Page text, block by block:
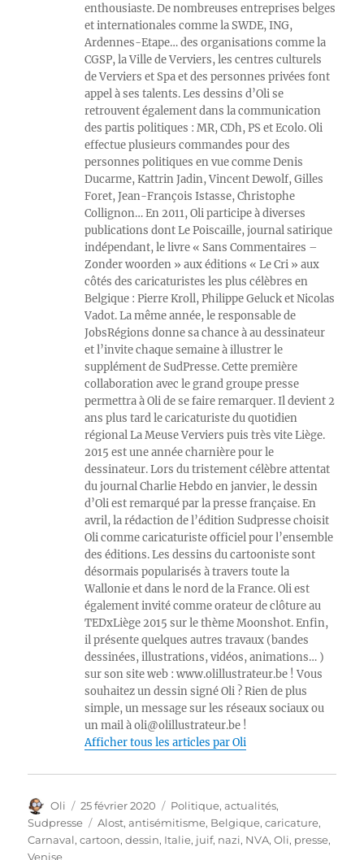
enthousiaste. De nombreuses entreprises belges
et internationales comme la SWDE, ING,
Ardennes-Etape… des organisations comme la
CGSP, la Ville de Verviers, les centres culturels
de Verviers et Spa et des personnes privées font
appel à ses talents. Les dessins d’Oli se
retrouvent également dans la communication
des partis politiques : MR, CDh, PS et Ecolo. Oli
effectue plusieurs commandes pour des
personnes politiques en vue comme Denis
Ducarme, Kattrin Jadin, Vincent Dewolf, Gilles
Foret, Jean-François Istasse, Christophe
Collignon… En 2011, Oli participe à diverses
publications dont Le Poiscaille, journal satirique
indépendant, le livre « Sans Commentaires –
Zonder woorden » aux éditions « Le Cri » aux
côtés des caricaturistes les plus célèbres en
Belgique : Pierre Kroll, Philippe Geluck et Nicolas
Vadot. La même année, le responsable de
JobsRégions donne sa chance à au dessinateur
et l’invite chaque semaine à illustrer le
supplément de SudPresse. Cette première
collaboration avec le grand groupe presse
permettra à Oli de se faire remarquer. Il devient 2
ans plus tard le caricaturiste du quotidien
régional La Meuse Verviers puis très vite Liège.
2015 est une année charnière pour le
dessinateur. Lors du tristement célèbre attentat
du journal Charlie Hebdo en janvier, le dessin
d’Oli est remarqué par la presse française. En
avril, la rédaction de l’édition Sudpresse choisit
Oli comme caricaturiste officiel pour l’ensemble
des éditions. Les dessins du cartooniste sont
désormais popularisés à travers toute la
Wallonie et dans le nord de la France. Oli est
également invité comme orateur de clôture au
TEDxLiège 2015 sur le thème Moonshot. Enfin,
il présente quelques autres travaux (bandes
dessinées, illustrations, vidéos, animations… )
sur son site web : www.olillustrateur.be ! Vous
souhaitez un dessin signé Oli ? Rien de plus
simple, un message sur les réseaux sociaux ou
un mail à oli@olillustrateur.be !
Afficher tous les articles par Oli
Auteur
Oli
Publié
le
25 février 2020 Catégories
Politique, actualités,
Sudpresse
Étiquettes
Alost,antisémitisme, Belgique,caricature,
Carnaval,cartoon,dessin, Italie, juif, nazi, NVA,Oli, presse,
Venise